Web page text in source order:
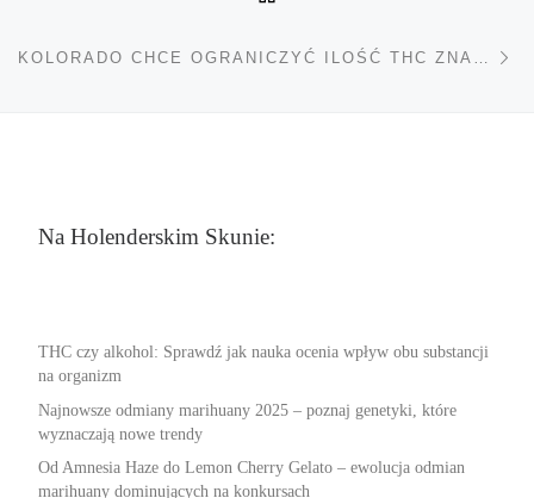
Na Holenderskim Skunie:
THC czy alkohol: Sprawdź jak nauka ocenia wpływ obu substancji
na organizm
Najnowsze odmiany marihuany 2025 – poznaj genetyki, które
wyznaczają nowe trendy
Od Amnesia Haze do Lemon Cherry Gelato – ewolucja odmian
marihuany dominujących na konkursach